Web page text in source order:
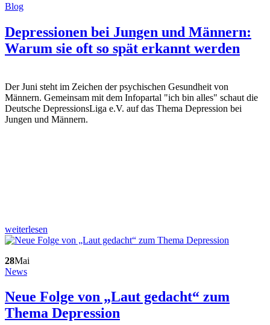
Blog
Depressionen bei Jungen und Männern:
Warum sie oft so spät erkannt werden
Der Juni steht im Zeichen der psychischen Gesundheit von
Männern. Gemeinsam mit dem Infopartal "ich bin alles" schaut die
Deutsche DepressionsLiga e.V. auf das Thema Depression bei
Jungen und Männern.
weiterlesen
28Mai
News
Neue Folge von „Laut gedacht“ zum
Thema Depression